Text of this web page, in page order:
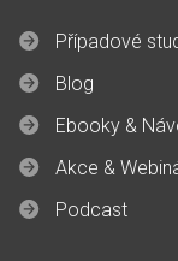
Případové
Blog
Ebooky &
Akce &
Podcast